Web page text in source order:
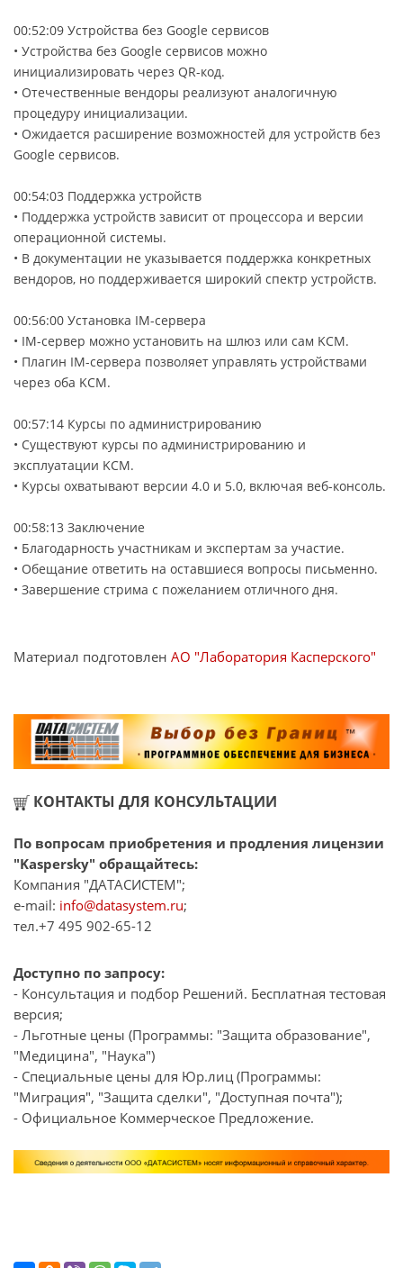
00:52:09 Устройства без Google сервисов
• Устройства без Google сервисов можно
инициализировать через QR-код.
• Отечественные вендоры реализуют аналогичную
процедуру инициализации.
• Ожидается расширение возможностей для устройств без
Google сервисов.
00:54:03 Поддержка устройств
• Поддержка устройств зависит от процессора и версии
операционной системы.
• В документации не указывается поддержка конкретных
вендоров, но поддерживается широкий спектр устройств.
00:56:00 Установка IM-сервера
• IM-сервер можно установить на шлюз или сам KCM.
• Плагин IM-сервера позволяет управлять устройствами
через оба KCM.
00:57:14 Курсы по администрированию
• Существуют курсы по администрированию и
эксплуатации KCM.
• Курсы охватывают версии 4.0 и 5.0, включая веб-консоль.
00:58:13 Заключение
• Благодарность участникам и экспертам за участие.
• Обещание ответить на оставшиеся вопросы письменно.
• Завершение стрима с пожеланием отличного дня.
Материал подготовлен АО "Лаборатория Касперского"
КОНТАКТЫ ДЛЯ КОНСУЛЬТАЦИИ
По вопросам приобретения и продления лицензии
"Kaspersky" обращайтесь:
Компания "ДАТАСИСТЕМ";
e-mail: info@datasystem.ru;
тел.+7 495 902-65-12
Доступно по запросу:
- Консультация и подбор Решений. Бесплатная тестовая
версия;
- Льготные цены (Программы: "Защита образование",
"Медицина", "Наука")
- Специальные цены для Юр.лиц (Программы:
"Миграция", "Защита сделки", "Доступная почта");
- Официальное Коммерческое Предложение.